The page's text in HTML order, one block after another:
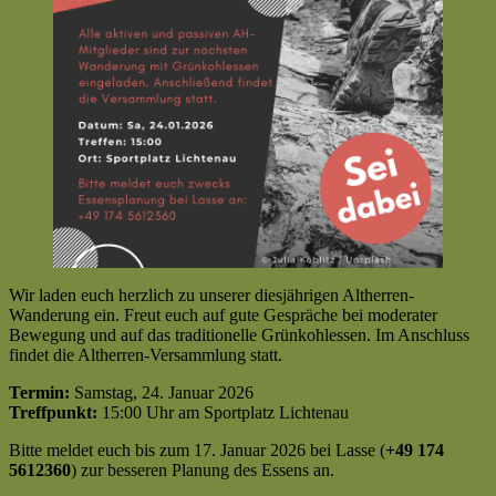
Wir laden euch herzlich zu unserer diesjährigen Altherren-
Wanderung ein. Freut euch auf gute Gespräche bei moderater
Bewegung und auf das traditionelle Grünkohlessen. Im Anschluss
findet die Altherren-Versammlung statt.
Termin: Samstag, 24. Januar 2026
Treffpunkt: 15:00 Uhr am Sportplatz Lichtenau
Bitte meldet euch bis zum 17. Januar 2026 bei Lasse (+49 174
5612360) zur besseren Planung des Essens an.